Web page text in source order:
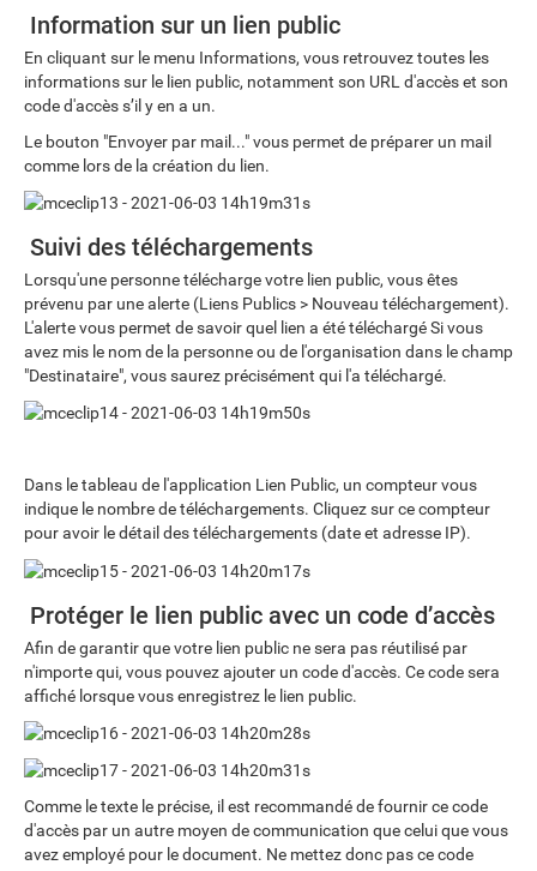
Information sur un lien public
En cliquant sur le menu Informations, vous retrouvez toutes les
informations sur le lien public, notamment son URL d'accès et son
code d'accès s’il y en a un.
Le bouton "Envoyer par mail..." vous permet de préparer un mail
comme lors de la création du lien.
Suivi des téléchargements
Lorsqu'une personne télécharge votre lien public, vous êtes
prévenu par une alerte (Liens Publics > Nouveau téléchargement).
L'alerte vous permet de savoir quel lien a été téléchargé Si vous
avez mis le nom de la personne ou de l'organisation dans le champ
"Destinataire", vous saurez précisément qui l'a téléchargé.
Dans le tableau de l'application Lien Public, un compteur vous
indique le nombre de téléchargements. Cliquez sur ce compteur
pour avoir le détail des téléchargements (date et adresse IP).
Protéger le lien public avec un code d’accès
Afin de garantir que votre lien public ne sera pas réutilisé par
n'importe qui, vous pouvez ajouter un code d'accès. Ce code sera
affiché lorsque vous enregistrez le lien public.
Comme le texte le précise, il est recommandé de fournir ce code
d'accès par un autre moyen de communication que celui que vous
avez employé pour le document. Ne mettez donc pas ce code